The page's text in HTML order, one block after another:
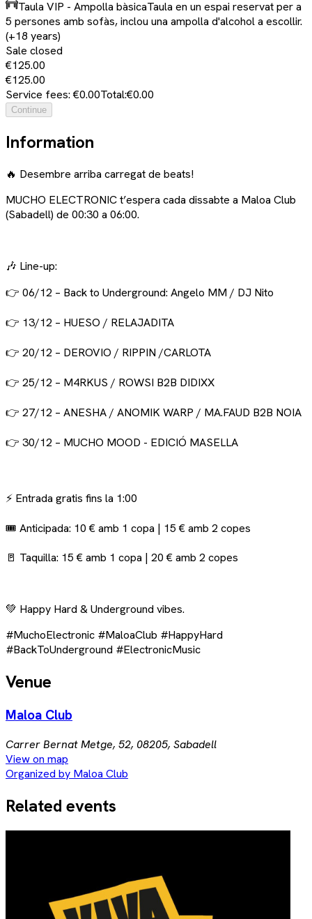
Taula VIP - Ampolla bàsicaTaula en un espai reservat per a
5 persones amb sofàs, inclou una ampolla d'alcohol a escollir.
(+18 years)
Sale closed
€125.00
€125.00
Service fees: €0.00Total:€0.00
Continue
Information
🔥 Desembre arriba carregat de beats!
MUCHO ELECTRONIC t’espera cada dissabte a Maloa Club
(Sabadell) de 00:30 a 06:00.
🎶 Line-up:
👉 06/12 – Back to Underground: Angelo MM / DJ Nito
👉 13/12 – HUESO / RELAJADITA
👉 20/12 – DEROVIO / RIPPIN /CARLOTA
👉 25/12 – M4RKUS / ROWSI B2B DIDIXX
👉 27/12 – ANESHA / ANOMIK WARP / MA.FAUD B2B NOIA
👉 30/12 – MUCHO MOOD - EDICIÓ MASELLA
⚡ Entrada gratis fins la 1:00
🎟️ Anticipada: 10 € amb 1 copa | 15 € amb 2 copes
🚪 Taquilla: 15 € amb 1 copa | 20 € amb 2 copes
💚 Happy Hard & Underground vibes.
#MuchoElectronic #MaloaClub #HappyHard
#BackToUnderground #ElectronicMusic
Venue
Maloa Club
Carrer Bernat Metge, 52, 08205, Sabadell
View on map
Organized by Maloa Club
Related events